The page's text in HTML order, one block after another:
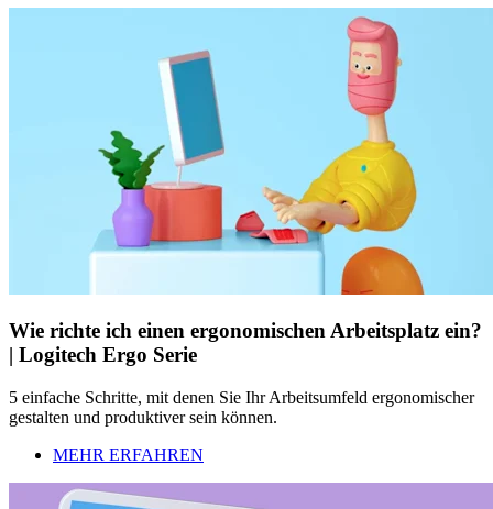
Wie richte ich einen ergonomischen Arbeitsplatz ein?
| Logitech Ergo Serie
5 einfache Schritte, mit denen Sie Ihr Arbeitsumfeld ergonomischer
gestalten und produktiver sein können.
MEHR ERFAHREN